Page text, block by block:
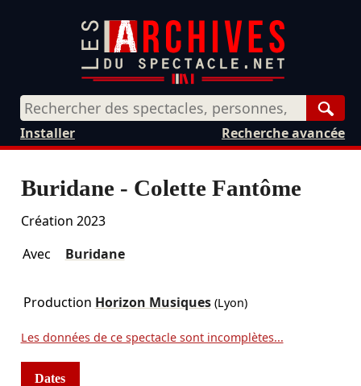
Recherche avancée
Installer
Buridane - Colette Fantôme
Création 2023
Avec
Buridane
Production Horizon Musiques(Lyon)
Les données de ce spectacle sont incomplètes...
Dates